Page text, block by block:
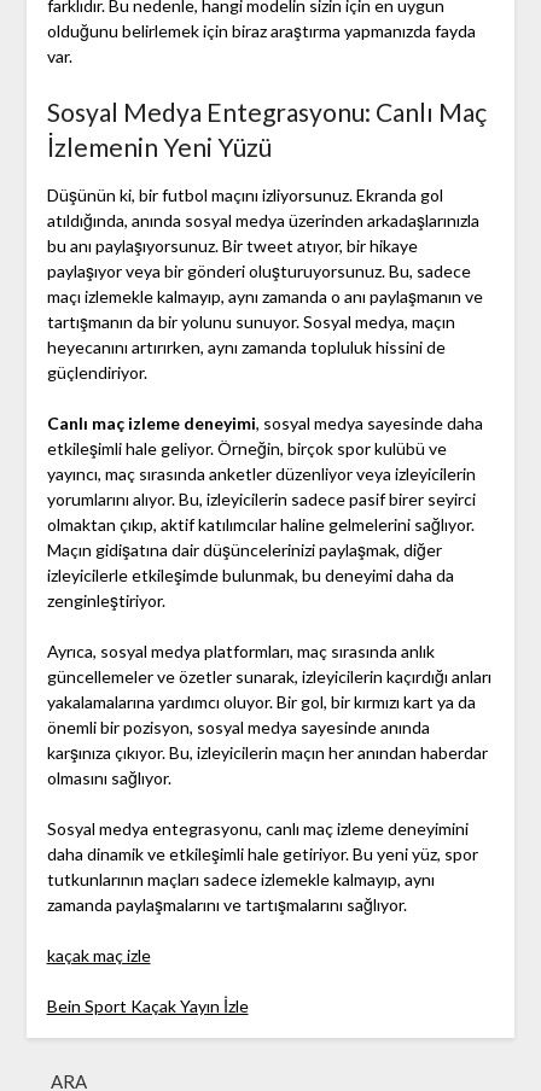
farklıdır. Bu nedenle, hangi modelin sizin için en uygun
olduğunu belirlemek için biraz araştırma yapmanızda fayda
var.
Sosyal Medya Entegrasyonu: Canlı Maç
İzlemenin Yeni Yüzü
Düşünün ki, bir futbol maçını izliyorsunuz. Ekranda gol
atıldığında, anında sosyal medya üzerinden arkadaşlarınızla
bu anı paylaşıyorsunuz. Bir tweet atıyor, bir hikaye
paylaşıyor veya bir gönderi oluşturuyorsunuz. Bu, sadece
maçı izlemekle kalmayıp, aynı zamanda o anı paylaşmanın ve
tartışmanın da bir yolunu sunuyor. Sosyal medya, maçın
heyecanını artırırken, aynı zamanda topluluk hissini de
güçlendiriyor.
Canlı maç izleme deneyimi, sosyal medya sayesinde daha
etkileşimli hale geliyor. Örneğin, birçok spor kulübü ve
yayıncı, maç sırasında anketler düzenliyor veya izleyicilerin
yorumlarını alıyor. Bu, izleyicilerin sadece pasif birer seyirci
olmaktan çıkıp, aktif katılımcılar haline gelmelerini sağlıyor.
Maçın gidişatına dair düşüncelerinizi paylaşmak, diğer
izleyicilerle etkileşimde bulunmak, bu deneyimi daha da
zenginleştiriyor.
Ayrıca, sosyal medya platformları, maç sırasında anlık
güncellemeler ve özetler sunarak, izleyicilerin kaçırdığı anları
yakalamalarına yardımcı oluyor. Bir gol, bir kırmızı kart ya da
önemli bir pozisyon, sosyal medya sayesinde anında
karşınıza çıkıyor. Bu, izleyicilerin maçın her anından haberdar
olmasını sağlıyor.
Sosyal medya entegrasyonu, canlı maç izleme deneyimini
daha dinamik ve etkileşimli hale getiriyor. Bu yeni yüz, spor
tutkunlarının maçları sadece izlemekle kalmayıp, aynı
zamanda paylaşmalarını ve tartışmalarını sağlıyor.
kaçak maç izle
Bein Sport Kaçak Yayın İzle
ARA